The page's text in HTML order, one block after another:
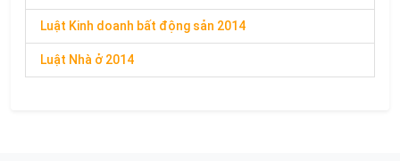
Luật Kinh doanh bất động sản 2014
Luật Nhà ở 2014